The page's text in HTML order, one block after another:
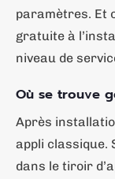
paramètres. Et
gratuite à
niveau de
Où se trouve
Après
appli classique.
dans le tiroir